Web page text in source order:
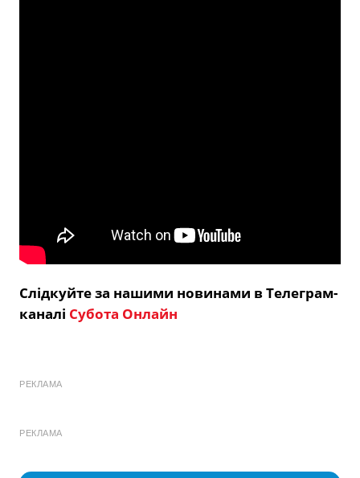
Слідкуйте за нашими новинами в Телеграм-
каналі Субота Онлайн
РЕКЛАМА
РЕКЛАМА